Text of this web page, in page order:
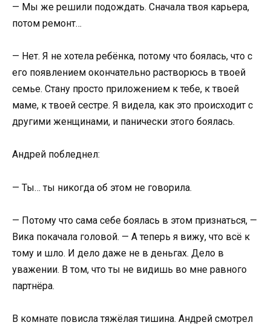
— Мы же решили подождать. Сначала твоя карьера,
потом ремонт…
— Нет. Я не хотела ребёнка, потому что боялась, что с
его появлением окончательно растворюсь в твоей
семье. Стану просто приложением к тебе, к твоей
маме, к твоей сестре. Я видела, как это происходит с
другими женщинами, и панически этого боялась.
Андрей побледнел:
— Ты… ты никогда об этом не говорила.
— Потому что сама себе боялась в этом признаться, —
Вика покачала головой. — А теперь я вижу, что всё к
тому и шло. И дело даже не в деньгах. Дело в
уважении. В том, что ты не видишь во мне равного
партнёра.
В комнате повисла тяжёлая тишина. Андрей смотрел